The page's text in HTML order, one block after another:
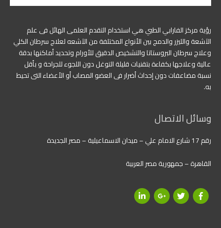
رؤية مركز الفارابي الطبي هي استخدام التقدم العلمى الهائل فى علم
الآشعة والليزر والدمج بين الأنواع المختلفة من الآشعه لعلاج سرطان الكلي
وعلاج سرطان البروستاتا والتشخيص الدقيق للأورام وتحديد أماكنها بدقة
عالية وعلاجها بكفاءة بتقنيات قليلة التوغل دون اللجوء للجراحة و بأقل
نسبة مضاعفات دون إحداث أضرار فى العضو المصاب أو الأعضاء التى تحيط
به.
وسائل الاتصال
رقم 17 شارع الامام علي – ميدان الاسماعيلية – مصر الجديدة
القاهرة – جمهورية مصر العربية